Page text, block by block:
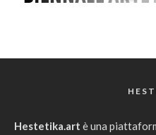
Hestetika.art è una